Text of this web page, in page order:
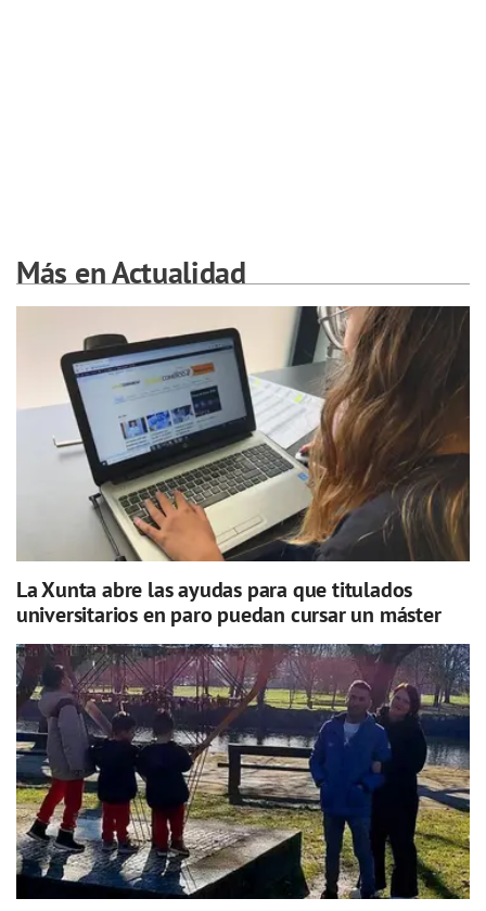
Más en Actualidad
La Xunta abre las ayudas para que titulados
universitarios en paro puedan cursar un máster